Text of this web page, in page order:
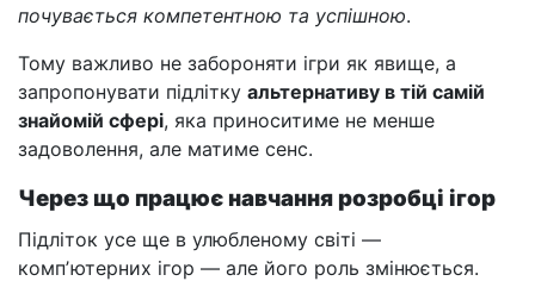
почувається компетентною та успішною.
Тому важливо не забороняти ігри як явище, а
запропонувати підлітку альтернативу в тій самій
знайомій сфері, яка приноситиме не менше
задоволення, але матиме сенс.
Через що працює навчання розробці ігор
Підліток усе ще в улюбленому світі —
компʼютерних ігор — але його роль змінюється.